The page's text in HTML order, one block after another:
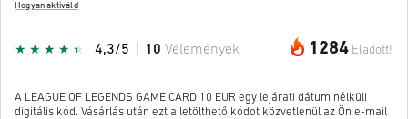
Hogyan aktiváld
1284 Eladott!
4,3/5 10 Vélemények
A LEAGUE OF LEGENDS GAME CARD 10 EUR egy lejárati dátum nélküli
digitális kód. Vásárlás után ezt a letölthető kódot közvetlenül az Ön e-mail